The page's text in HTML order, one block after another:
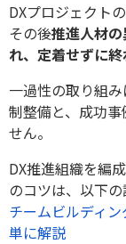
DXプロジェクト
その後推進人材
れ、定着せずに
一過性の取り組
制整備と、成功
せん。
DX推進組織を編
のコツは、以下の
チームビルディ
単に解説